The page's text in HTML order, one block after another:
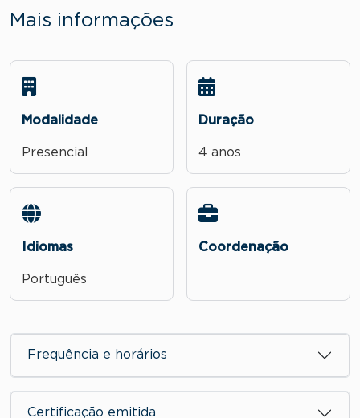
Mais informações
Modalidade
Presencial
Duração
4 anos
Idiomas
Português
Coordenação
Frequência e horários
Certificação emitida